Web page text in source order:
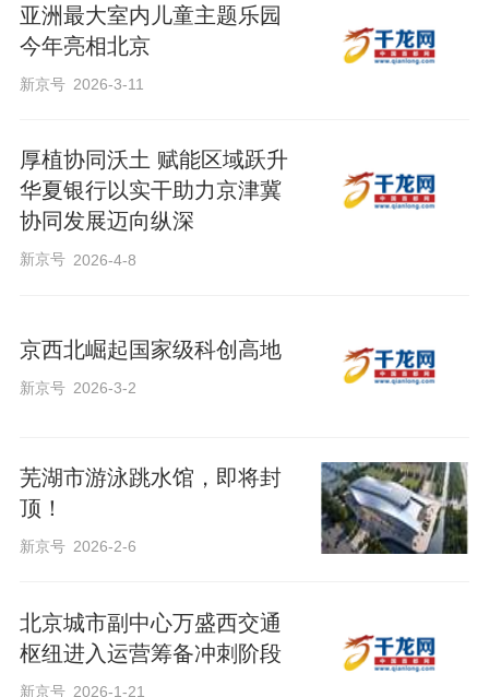
亚洲最大室内儿童主题乐园
今年亮相北京
新京号 2026-3-11
厚植协同沃土 赋能区域跃升
华夏银行以实干助力京津冀
协同发展迈向纵深
新京号 2026-4-8
京西北崛起国家级科创高地
新京号 2026-3-2
芜湖市游泳跳水馆，即将封
顶！
新京号 2026-2-6
北京城市副中心万盛西交通
枢纽进入运营筹备冲刺阶段
新京号 2026-1-21